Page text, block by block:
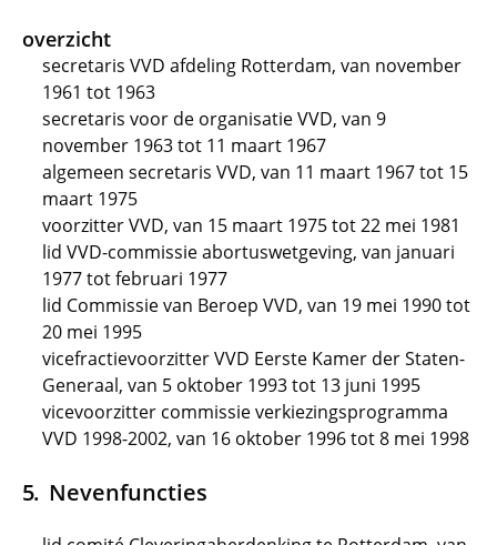
overzicht
secretaris VVD afdeling Rotterdam, van november
1961 tot 1963
secretaris voor de organisatie VVD, van 9
november 1963 tot 11 maart 1967
algemeen secretaris VVD, van 11 maart 1967 tot 15
maart 1975
voorzitter VVD, van 15 maart 1975 tot 22 mei 1981
lid VVD-commissie abortuswetgeving, van januari
1977 tot februari 1977
lid Commissie van Beroep VVD, van 19 mei 1990 tot
20 mei 1995
vicefractievoorzitter VVD Eerste Kamer der Staten-
Generaal, van 5 oktober 1993 tot 13 juni 1995
vicevoorzitter commissie verkiezingsprogramma
VVD 1998-2002, van 16 oktober 1996 tot 8 mei 1998
Nevenfuncties